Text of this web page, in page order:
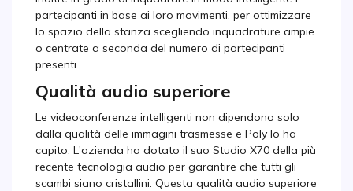
partecipanti in base ai loro movimenti, per ottimizzare
lo spazio della stanza scegliendo inquadrature ampie
o centrate a seconda del numero di partecipanti
presenti.
Qualità audio superiore
Le videoconferenze intelligenti non dipendono solo
dalla qualità delle immagini trasmesse e Poly lo ha
capito. L'azienda ha dotato il suo Studio X70 della più
recente tecnologia audio per garantire che tutti gli
scambi siano cristallini. Questa qualità audio superiore